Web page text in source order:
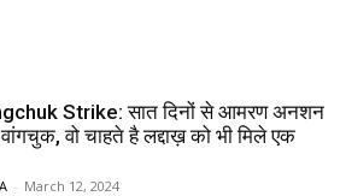
Strike: सात दिनों से आमरण अनशन
वो चाहते है लद्दाख़ को भी मिले एक
- March 12, 2024